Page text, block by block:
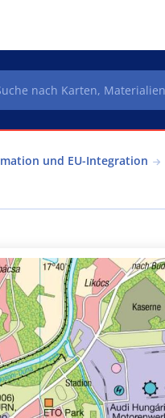
und EU-Integration